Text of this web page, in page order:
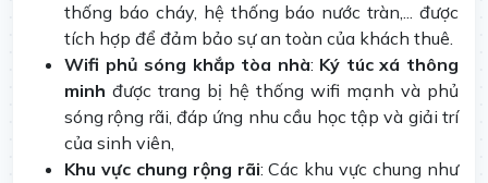
thống báo cháy, hệ thống báo nước tràn,... được
tích hợp để đảm bảo sự an toàn của khách thuê.
Wifi phủ sóng khắp tòa nhà: Ký túc xá thông
minh được trang bị hệ thống wifi mạnh và phủ
sóng rộng rãi, đáp ứng nhu cầu học tập và giải trí
của sinh viên,
Khu vực chung rộng rãi: Các khu vực chung như